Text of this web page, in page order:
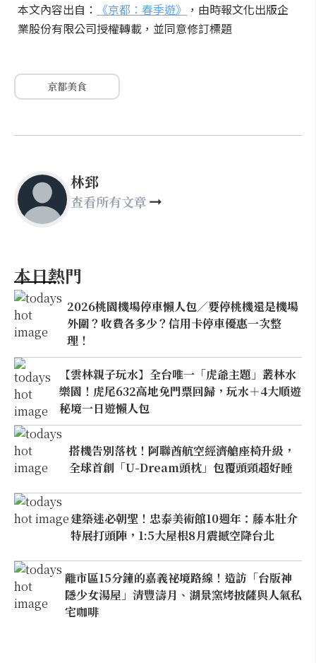
本文內容出自： 《京都：春季遊》 ，由時報文化出版企
業股份有限公司授權轉載，並同意修訂標題
京都美食
林郅
查看所有文章
本日熱門
2026桃園機場停車懶人包／要停桃機還是機場
外圍？收費各多少？信用卡停車優惠一次整
理！
【雲林親子玩水】全台唯一「虎爺主題」叢林水
樂園！虎尾632高地免門票回歸，玩水＋4大順遊
秘境一日遊懶人包
搭機告別落枕！阿聯酋航空經濟艙座椅升級，
全球首創「U-Dream頭枕」包覆頭頸超好睡
建築迷必朝聖！忠泰美術館10週年：藤本壯介
特展打頭陣，1:5大屋根8月震撼空降台北
離市區15分鐘的嘉義祕境路線！造訪「台版神
隱少女湯屋」清豐濤月、湖景窯烤披薩與人氣私
宅咖啡